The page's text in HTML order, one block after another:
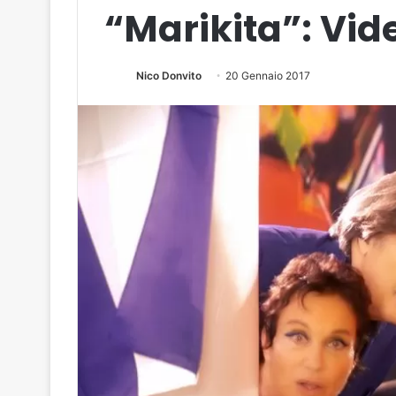
“Marikita”:
Nico Donvito 20 Gennaio 2017